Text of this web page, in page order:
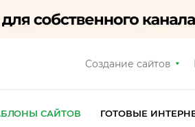
Создание сайтов
САЙТОВ ГОТОВЫЕ